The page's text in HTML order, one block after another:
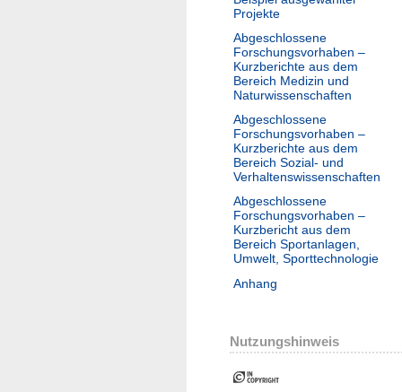
Projekte
Abgeschlossene
Forschungsvorhaben –
Kurzberichte aus dem
Bereich Medizin und
Naturwissenschaften
Abgeschlossene
Forschungsvorhaben –
Kurzberichte aus dem
Bereich Sozial- und
Verhaltenswissenschaften
Abgeschlossene
Forschungsvorhaben –
Kurzbericht aus dem
Bereich Sportanlagen,
Umwelt, Sporttechnologie
Anhang
Nutzungshinweis